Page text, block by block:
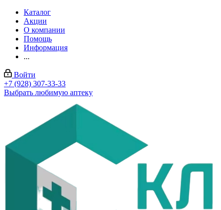
Каталог
Акции
О компании
Помощь
Информация
...
Войти
+7 (928) 307-33-33
Выбрать любимую аптеку